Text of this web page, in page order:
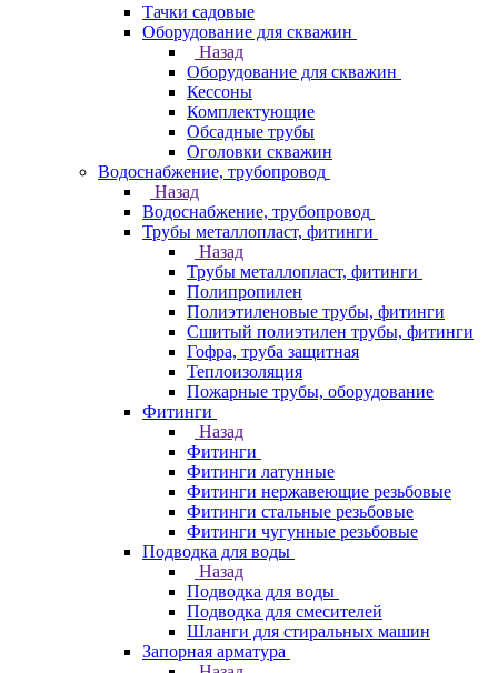
Тачки садовые
Оборудование для скважин
Назад
Оборудование для скважин
Кессоны
Комплектующие
Обсадные трубы
Оголовки скважин
Водоснабжение, трубопровод
Назад
Водоснабжение, трубопровод
Трубы металлопласт, фитинги
Назад
Трубы металлопласт, фитинги
Полипропилен
Полиэтиленовые трубы, фитинги
Сшитый полиэтилен трубы, фитинги
Гофра, труба защитная
Теплоизоляция
Пожарные трубы, оборудование
Фитинги
Назад
Фитинги
Фитинги латунные
Фитинги нержавеющие резьбовые
Фитинги стальные резьбовые
Фитинги чугунные резьбовые
Подводка для воды
Назад
Подводка для воды
Подводка для смесителей
Шланги для стиральных машин
Запорная арматура